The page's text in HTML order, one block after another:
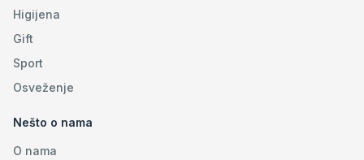
Higijena
Gift
Sport
Osveženje
Nešto o nama
O nama